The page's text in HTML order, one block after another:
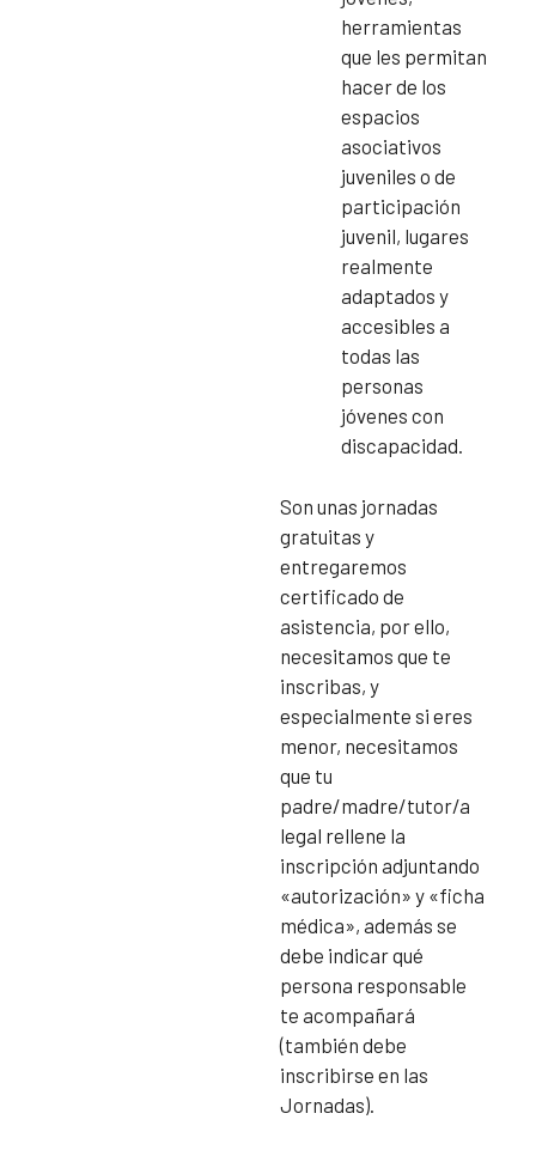
herramientas
que les permitan
hacer de los
espacios
asociativos
juveniles o de
participación
juvenil, lugares
realmente
adaptados y
accesibles a
todas las
personas
jóvenes con
discapacidad.
Son unas jornadas
gratuitas y
entregaremos
certificado de
asistencia, por ello,
necesitamos que te
inscribas, y
especialmente si eres
menor, necesitamos
que tu
padre/madre/tutor/a
legal rellene la
inscripción adjuntando
«autorización» y «ficha
médica», además se
debe indicar qué
persona responsable
te acompañará
(también debe
inscribirse en las
Jornadas).